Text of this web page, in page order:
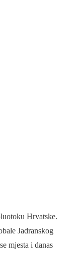
Hrvatske.
Jadranskog
mjesta i danas